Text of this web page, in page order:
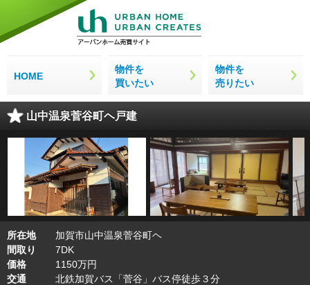
HOME
物件を
買いたい
物件を
売りたい
山中温泉菅谷町ヘ戸建
所在地
加賀市山中温泉菅谷町ヘ
間取り
7DK
価格
1150万円
交通
北鉄加賀バス「菅谷」バス停徒歩３分